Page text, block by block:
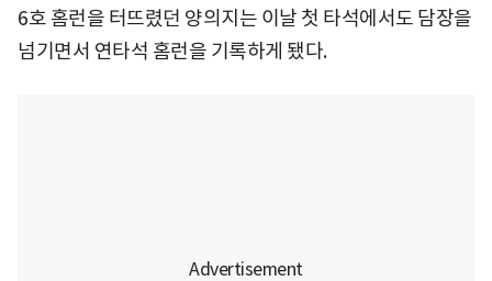
6호 홈런을 터뜨렸던 양의지는 이날 첫 타석에서도 담장을
넘기면서 연타석 홈런을 기록하게 됐다.